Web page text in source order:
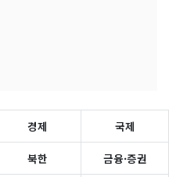
경제 국제
북한 금융·증권